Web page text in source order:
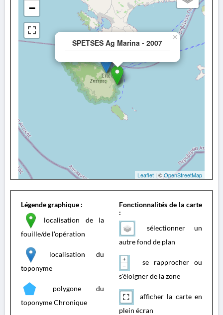
SPETSES Ag Marina - 2007
×
−
Leaflet | ©OpenStreetMap
Légende graphique :
localisation de la
fouille/de l'opération
localisation du
toponyme
polygone du
toponyme Chronique
Fonctionnalités de la carte
:
sélectionner un
autre fond de plan
se rapprocher ou
s'éloigner de la zone
afficher la carte en
plein écran